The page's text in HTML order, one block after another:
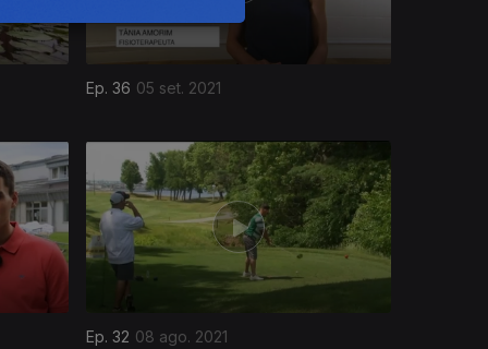
Ep. 36 05 set. 2021
Ep. 32 08 ago. 2021